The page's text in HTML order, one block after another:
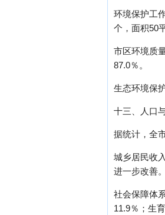
环境保护工
个，面积50
市区环境质
87.0％。
生态环境保
十三、人口
据统计，全
城乡居民收
进一步改善。
社会保障体
11.9％；生